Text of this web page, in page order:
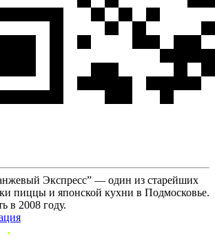
Экспресс” — один из старейших
пиццы и японской кухни в Подмосковье.
в 2008 году.